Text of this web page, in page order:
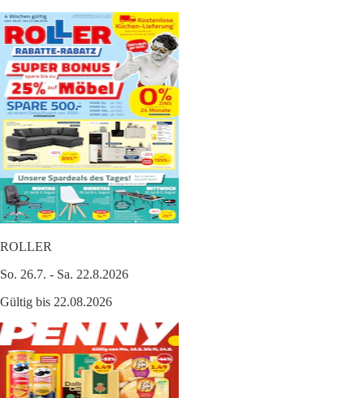
ROLLER
So. 26.7. - Sa. 22.8.2026
Gültig bis 22.08.2026